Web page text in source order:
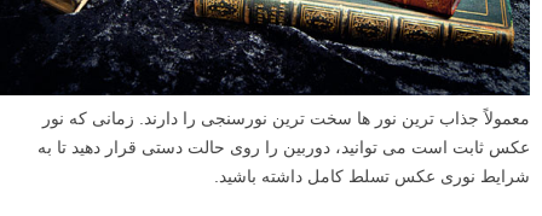
معمولاً جذاب ترین نور ها سخت ترین نورسنجی را دارند. زمانی که نور
عکس ثابت است می توانید، دوربین را روی حالت دستی قرار دهید تا به
شرایط نوری عکس تسلط کامل داشته باشید.